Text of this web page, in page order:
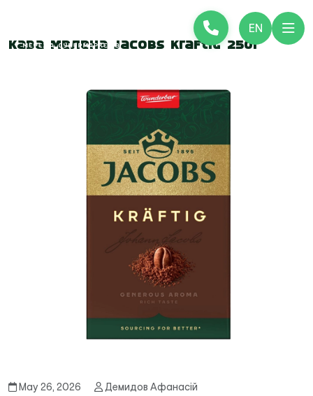
EN
Кава мелена Jacobs Kraftig 250г
May 26, 2026 Демидов Афанасій